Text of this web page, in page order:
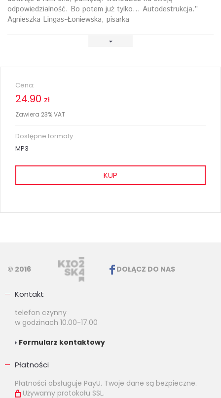
odpowiedzialność. Bo potem już tylko… Autodestrukcja.”
Agnieszka Lingas-Łoniewska, pisarka
Cena:
24.90 zł
Zawiera 23% VAT
Dostępne formaty
MP3
KUP
© 2016 DOŁĄCZ DO NAS
Kontakt
telefon czynny
w godzinach 10.00-17.00
Formularz kontaktowy
Płatności
Płatności obsługuje PayU. Twoje dane są bezpieczne.
Używamy protokołu SSL.